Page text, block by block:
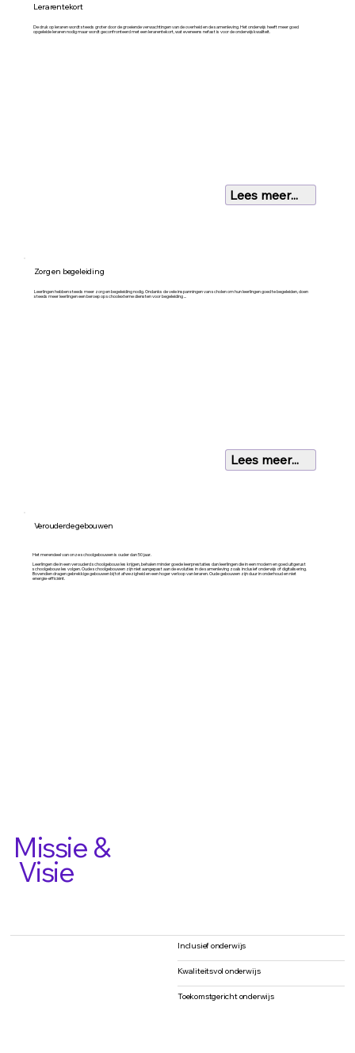
Lerarentekort
De druk op leraren wordt steeds groter door de groeiende verwachtingen van de overheid en de samenleving. Het onderwijs heeft meer goed
opgeleide leraren nodig maar wordt geconfronteerd met een lerarentekort, wat eveneens nefast is voor de onderwijskwaliteit.
Lees meer...
Zorg en begeleiding
Leerlingen hebben steeds meer zorg en begeleiding nodig. Ondanks de vele inspanningen van scholen om hun leerlingen goed te begeleiden, doen
steeds meer leerlingen een beroep op schoolexterne diensten voor begeleiding
Lees meer...
Verouderde gebouwen
Het merendeel van onze schoolgebouwen is ouder dan 50 jaar.
Leerlingen die in een verouderd schoolgebouw les krijgen, behalen minder goede leerprestaties dan leerlingen die in een modern en goed uitgerust
schoolgebouw les volgen. Oude schoolgebouwen zijn niet aangepast aan de evoluties in de samenleving zoals inclusief onderwijs of digitalisering.
Bovendien dragen gebrekkige gebouwen bij tot afwezigheid en een hoger verloop van leraren. Oude gebouwen zijn duur in onderhoud en niet
energie-efficiënt.
Missie &
Visie
Inclusief onderwijs
Kwaliteitsvol onderwijs
Toekomstgericht onderwijs